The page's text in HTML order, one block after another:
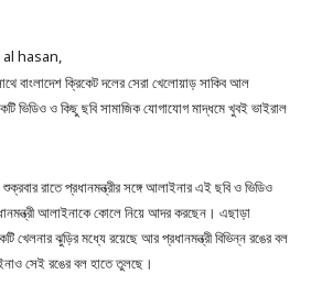
বাংলাদেশ ক্রিকেট দলের সেরা খেলোয়াড় সাকিব আল
ভিডিও ও কিছু ছবি সামাজিক যোগাযোগ মাদ্ধমে খুবই ভাইরাল
শুক্রবার রাতে প্রধানমন্ত্রীর সঙ্গে আলাইনার এই ছবি ও ভিডিও
আলাইনাকে কোলে নিয়ে আদর করছেন। এছাড়া
খেলনার ঝুড়ির মধ্যে রয়েছে আর প্রধানমন্ত্রী বিভিন্ন রঙের বল
সেই রঙের বল হাতে তুলছে।